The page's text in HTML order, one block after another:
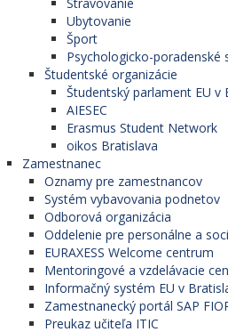
Ubytovanie
Šport
Psychologicko-poradenské
Študentské organizácie
Študentský parlament EU v
AIESEC
Erasmus Student Network
oikos Bratislava
Zamestnanec
Oznamy pre zamestnancov
Systém vybavovania podnetov
Odborová organizácia
Oddelenie pre personálne a
EURAXESS Welcome centrum
Mentoringové a vzdelávacie
Informačný systém EU v
Zamestnanecký portál SAP
Preukaz učiteľa ITIC